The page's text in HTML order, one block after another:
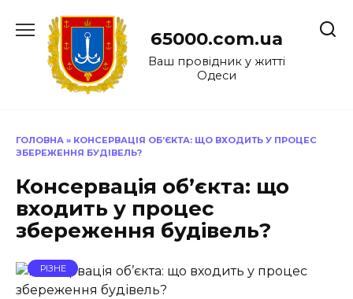
до
65000.com.ua
Ваш провідник у житті
Одеси
ГОЛОВНА » КОНСЕРВАЦІЯ ОБ’ЄКТА: ЩО ВХОДИТЬ У ПРОЦЕС
ЗБЕРЕЖЕННЯ БУДІВЕЛЬ?
Консервація об’єкта: що
входить у процес
збереження будівель?
РІЗНЕ